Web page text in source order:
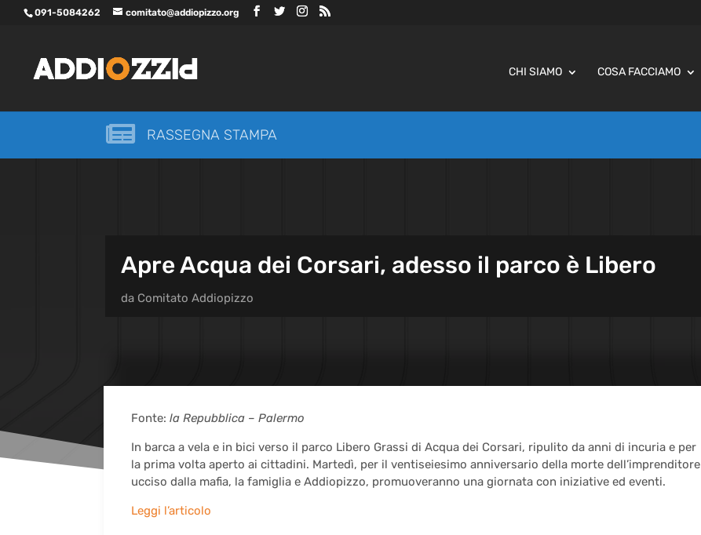
091-5084262 comitato@addiopizzo.org
CHI SIAMO COSA FACCIAMO
 RASSEGNA STAMPA
Apre Acqua dei Corsari, adesso il parco è Libero
da Comitato Addiopizzo
Fonte: la Repubblica – Palermo
In barca a vela e in bici verso il parco Libero Grassi di Acqua dei Corsari, ripulito da anni di incuria e per
la prima volta aperto ai cittadini. Martedì, per il ventiseiesimo anniversario della morte dell’imprenditore
ucciso dalla mafia, la famiglia e Addiopizzo, promuoveranno una giornata con iniziative ed eventi.
Leggi l’articolo